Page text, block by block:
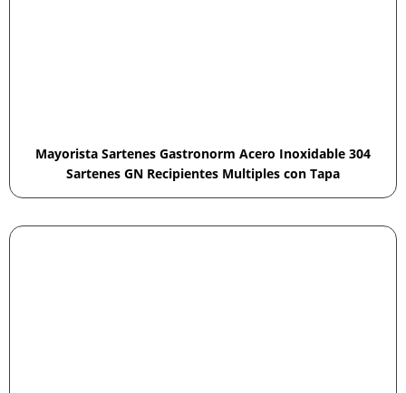
Mayorista Sartenes Gastronorm Acero Inoxidable 304
Sartenes GN Recipientes Multiples con Tapa